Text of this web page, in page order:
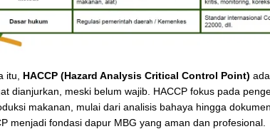
itu, HACCP (Hazard Analysis Critical Control Point)
dianjurkan, meski belum wajib. HACCP fokus pada
makanan, mulai dari analisis bahaya hingga
menjadi fondasi dapur MBG yang aman dan profesional.